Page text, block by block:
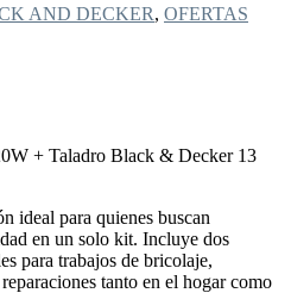
AND DECKER, OFERTAS
+ Taladro Black & Decker 13
ideal para quienes buscan
en un solo kit. Incluye dos
para trabajos de bricolaje,
tanto en el hogar como